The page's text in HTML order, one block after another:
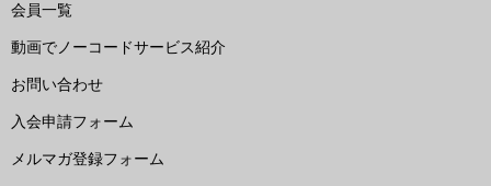
会員一覧
動画でノーコードサービス紹介
お問い合わせ
入会申請フォーム
メルマガ登録フォーム